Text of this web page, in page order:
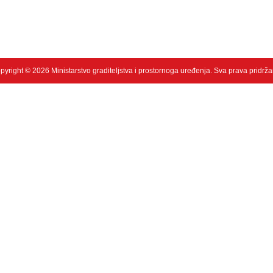
© 2026 Ministarstvo graditeljstva i prostornoga uređenja. Sva prava